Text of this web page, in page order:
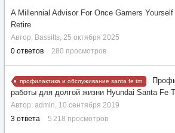
A Millennial Advisor For Once Gamers
Retire
Автор: Bassitts, 25 октября 2025
0 ответов 280 просмотров
профилактика и обслуживание santa fe tm
работы для долгой жизни Hyundai Santa Fe
Автор: admin, 10 сентября 2019
3 ответа 5 218 просмотров